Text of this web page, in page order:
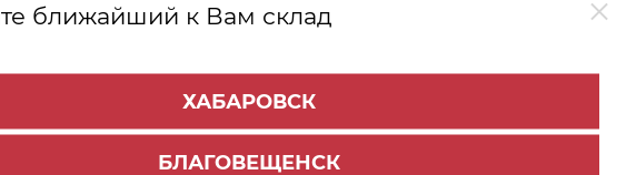
ближайший к Вам склад
ХАБАРОВСК
БЛАГОВЕЩЕНСК
заказ арт. 24286 арт. 24285